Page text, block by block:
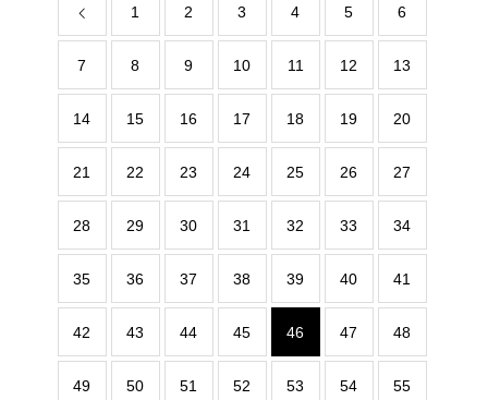
1 2 3 4 5 6
7 8 9 10 11 12 13
14 15 16 17 18 19 20
21 22 23 24 25 26 27
28 29 30 31 32 33 34
35 36 37 38 39 40 41
42 43 44 45 46 47 48
49 50 51 52 53 54 55